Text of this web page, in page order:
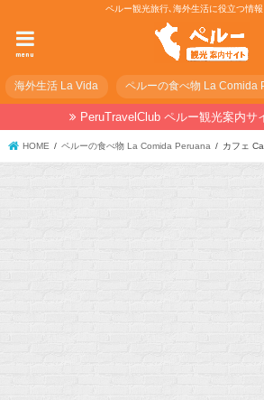
ペルー観光旅行､海外生活に役立つ情
menu
海外生活 La Vida ペルーの食べ物 La Comida
PeruTravelClub ペルー観光案内サ
HOME ペルーの食べ物 La Comida Peruana カフェ